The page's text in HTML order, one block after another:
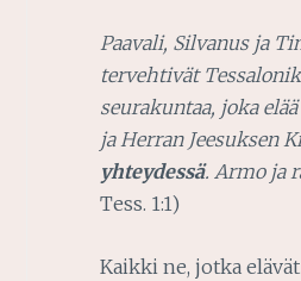
Paavali, Silvanus ja
tervehtivät
seurakuntaa, joka
ja Herran Jeesuksen
yhteydessä. Armo ja
Tess. 1:1)
Kaikki ne, jotka